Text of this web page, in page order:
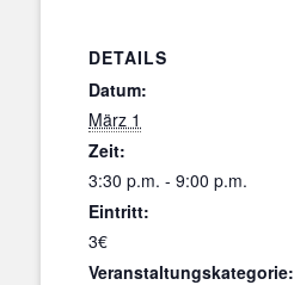
DETAILS
Datum:
März 1
Zeit:
3:30 p.m. - 9:00 p.m.
Eintritt:
3€
Veranstaltungskategorie: